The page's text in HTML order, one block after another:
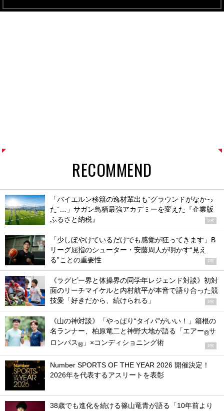
RECOMMEND
「バイエルン移籍の逸材輩出も“グラウンドがなかっ
た”…」サガン鳥栖最強アカデミーを変えた『企業版
ふるさと納税』
PR
「少しぼやけているだけでも感覚が狂ってきます」B
リーグ屈指のシューター・安藤周人が明かす“見え
る”ことの重要性
PR
《ラグビー界と体操界の同学年レジェンド対談》初対
面のリーチマイケルと内村航平が本音で語り合った競
技愛「好きだから、続けられる」
PR
《山の神対談》「やっぱり“タイパ”がいい！」箱根の
名ランナー、柏原竜二と神野大地が語る「エアー®サ
ロンパス® 」×コンディショニング術 PR
Number SPORTS OF THE YEAR 2026 開催決定！
2026年を代表するアスリートを表彰
38歳でも進化を続ける篠山竜青が語る「10年前より